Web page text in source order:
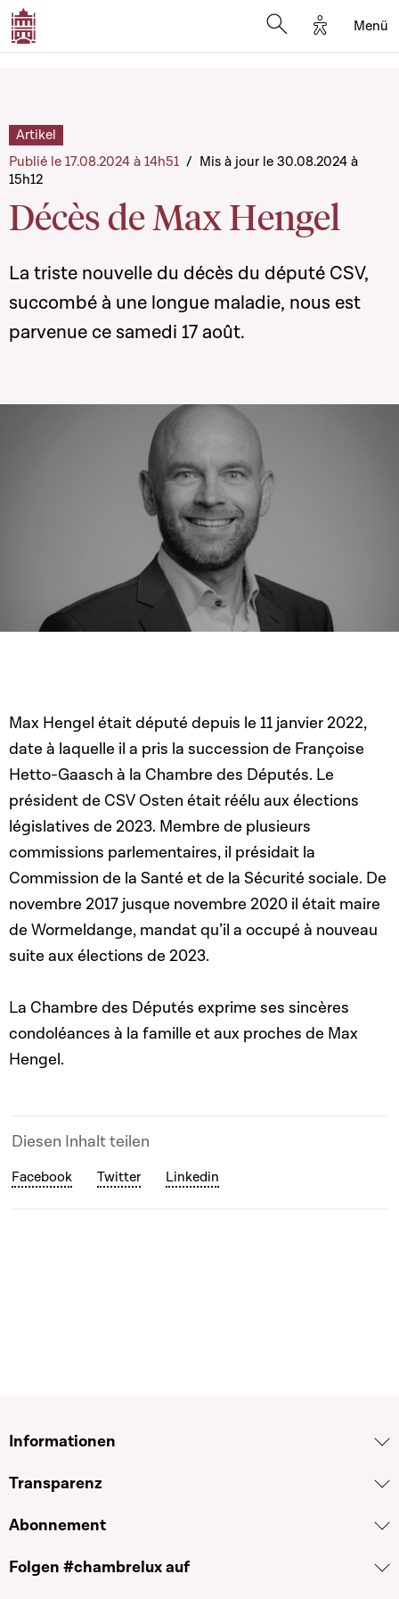
Options
Menü
Décès de Max Hengel
Artikel
Publié le 17.08.2024 à 14h51 / Mis à jour le 30.08.2024 à
15h12
La triste nouvelle du décès du député CSV,
succombé à une longue maladie, nous est
parvenue ce samedi 17 août.
Max Hengel était député depuis le 11 janvier 2022,
date à laquelle il a pris la succession de Françoise
Hetto-Gaasch à la Chambre des Députés. Le
président de CSV Osten était réélu aux élections
législatives de 2023. Membre de plusieurs
commissions parlementaires, il présidait la
Commission de la Santé et de la Sécurité sociale. De
novembre 2017 jusque novembre 2020 il était maire
de Wormeldange, mandat qu’il a occupé à nouveau
suite aux élections de 2023.
La Chambre des Députés exprime ses sincères
condoléances à la famille et aux proches de Max
Hengel.
Diesen Inhalt teilen
Facebook Twitter Linkedin
Informationen
Transparenz
Abonnement
Folgen #chambrelux auf